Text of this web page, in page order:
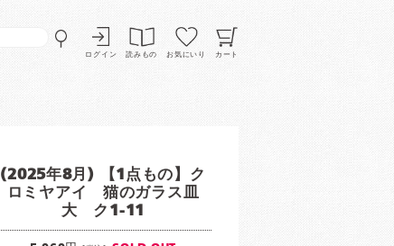
ログイン 読みもの お気にいり カート
(2025年8月) 【1点もの】ク
ロミヤアイ 猫のガラス皿
大 ク1-11